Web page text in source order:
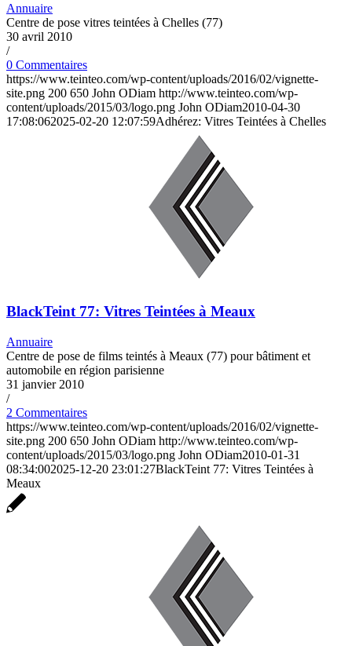
Annuaire
Centre de pose vitres teintées à Chelles (77)
30 avril 2010
/
0 Commentaires
https://www.teinteo.com/wp-content/uploads/2016/02/vignette-
site.png 200 650 John ODiam http://www.teinteo.com/wp-
content/uploads/2015/03/logo.png John ODiam2010-04-30
17:08:062025-02-20 12:07:59Adhérez: Vitres Teintées à Chelles
BlackTeint 77: Vitres Teintées à Meaux
Annuaire
Centre de pose de films teintés à Meaux (77) pour bâtiment et
automobile en région parisienne
31 janvier 2010
/
2 Commentaires
https://www.teinteo.com/wp-content/uploads/2016/02/vignette-
site.png 200 650 John ODiam http://www.teinteo.com/wp-
content/uploads/2015/03/logo.png John ODiam2010-01-31
08:34:002025-12-20 23:01:27BlackTeint 77: Vitres Teintées à
Meaux